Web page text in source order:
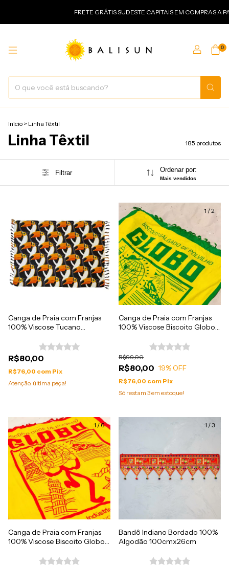
FRETE GRÁTIS SUDESTE CAPITAIS EM COMPRAS A PARTIR DE 399,00
0
Início > Linha Têxtil
Linha Têxtil 185 produtos
Filtrar Ordenar por:
Mais vendidos
Canga de Praia com Franjas
100% Viscose Tucano
R$80,00
R$76,00 com Pix
Atenção, última peça!
1 /2
Canga de Praia com Franjas
100% Viscose Biscoito Globo
R$80,00
R$99,00
19% OFF
R$76,00 com Pix
Só restam 3em estoque!
1 /6
Canga de Praia com Franjas
100% Viscose Biscoito Globo
1 /3
Bandô Indiano Bordado 100%
Algodão 100cmx26cm